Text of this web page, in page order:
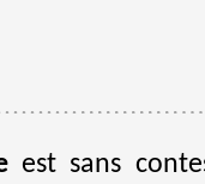
est sans